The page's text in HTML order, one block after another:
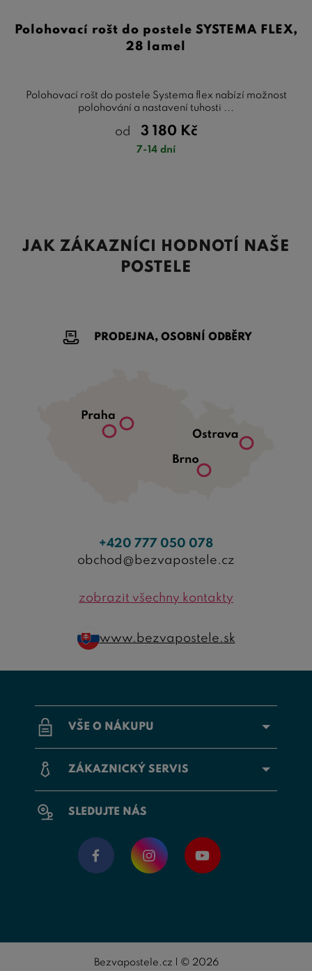
Polohovací rošt do postele SYSTEMA FLEX,
28 lamel
Polohovací rošt do postele Systema flex nabízí možnost
polohování a nastavení tuhosti ...
od 3 180 Kč
7-14 dní
JAK ZÁKAZNÍCI HODNOTÍ NAŠE
POSTELE
VŠE O NÁKUPU
ZÁKAZNICKÝ SERVIS
SLEDUJTE NÁS
PRODEJNA, OSOBNÍ ODBĚRY
+420 777 050 078
obchod@bezvapostele.cz
zobrazit všechny kontakty
www.bezvapostele.sk
Bezvapostele.cz | © 2026